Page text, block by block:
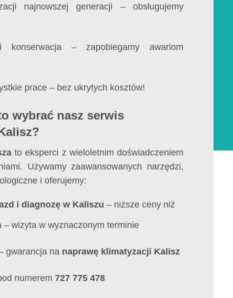
najnowszej generacji – obsługujemy
– zapobiegamy awariom
prace – bez ukrytych kosztów!
wybrać nasz serwis
to eksperci z wieloletnim doświadczeniem
Używamy zaawansowanych narzędzi,
i oferujemy:
i diagnozę w Kaliszu – niższe ceny niż
– wizyta w wyznaczonym terminie
gwarancja na naprawę klimatyzacji Kalisz
numerem 727 775 478